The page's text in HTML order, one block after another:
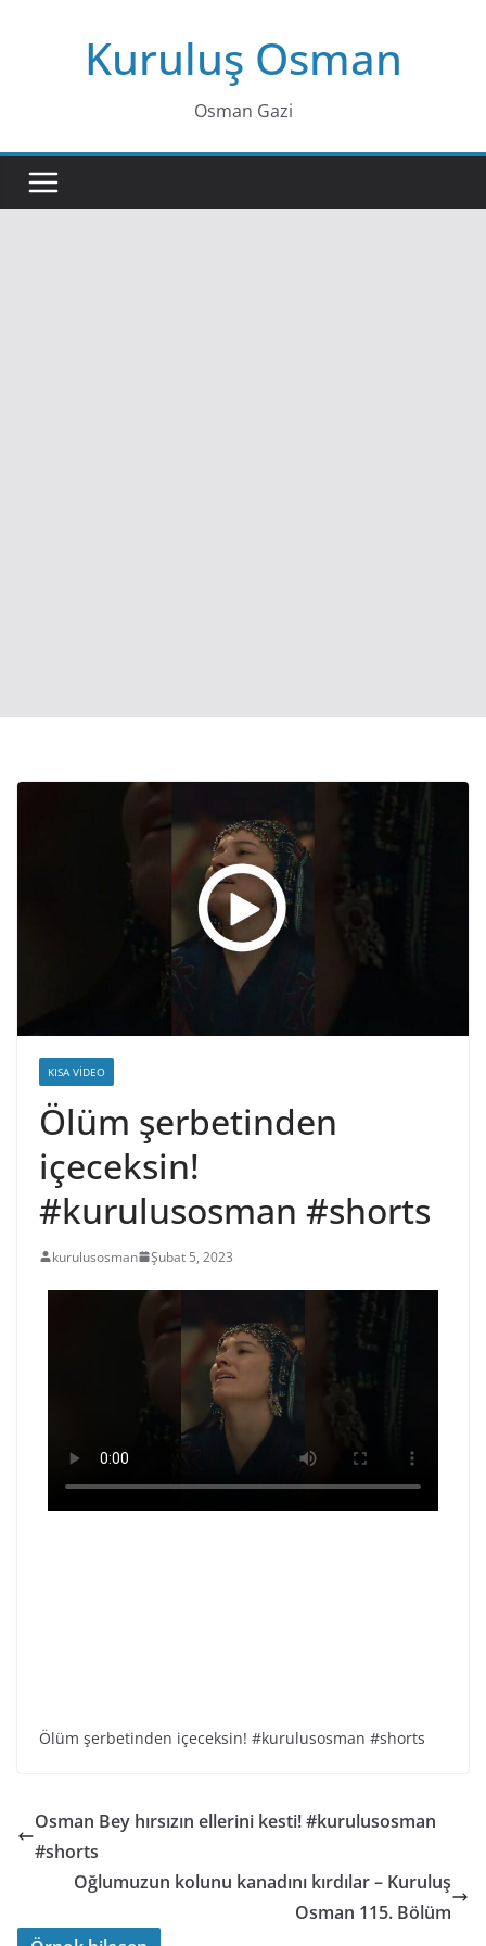
Kuruluş Osman
Osman Gazi
KISA VIDEO
Ölüm şerbetinden
içeceksin!
#kurulusosman #shorts
kurulusosman Şubat 5, 2023
Ölüm şerbetinden içeceksin! #kurulusosman #shorts
Osman Bey hırsızın ellerini kesti! #kurulusosman
#shorts
Oğlumuzun kolunu kanadını kırdılar – Kuruluş
Osman 115. Bölüm